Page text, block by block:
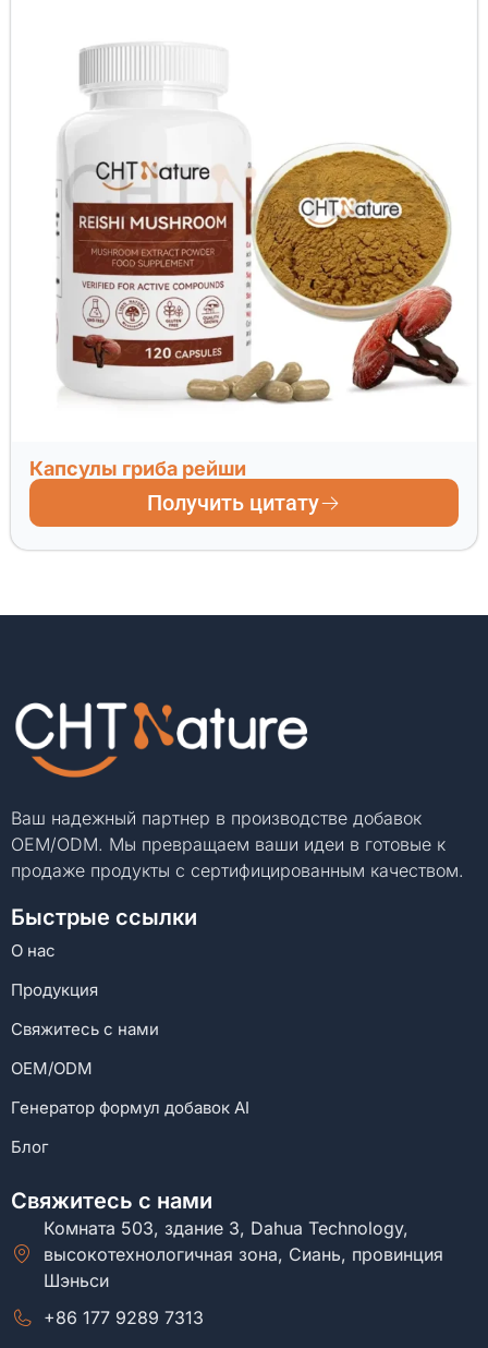
Капсулы гриба рейши
Получить цитату
Ваш надежный партнер в производстве добавок
OEM/ODM. Мы превращаем ваши идеи в готовые к
продаже продукты с сертифицированным качеством.
Быстрые ссылки
О нас
Продукция
Свяжитесь с нами
OEM/ODM
Генератор формул добавок AI
Блог
Свяжитесь с нами
Комната 503, здание 3, Dahua Technology,
высокотехнологичная зона, Сиань, провинция
Шэньси
+86 177 9289 7313